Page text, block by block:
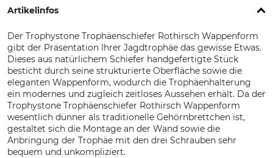
Artikelinfos
Der Trophystone Trophäenschiefer Rothirsch Wappenform
gibt der Präsentation Ihrer Jagdtrophäe das gewisse Etwas.
Dieses aus natürlichem Schiefer handgefertigte Stück
besticht durch seine strukturierte Oberfläche sowie die
eleganten Wappenform, wodurch die Trophäenhalterung
ein modernes und zugleich zeitloses Aussehen erhält. Da der
Trophystone Trophäenschiefer Rothirsch Wappenform
wesentlich dünner als traditionelle Gehörnbrettchen ist,
gestaltet sich die Montage an der Wand sowie die
Anbringung der Trophäe mit den drei Schrauben sehr
bequem und unkompliziert.